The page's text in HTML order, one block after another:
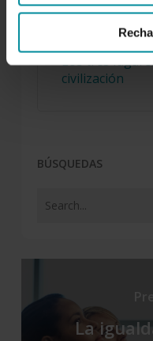
Los tres
civilización
BÚSQUEDAS
La